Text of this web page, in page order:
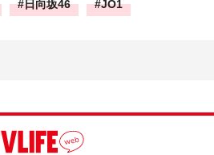
日向坂46 JO1